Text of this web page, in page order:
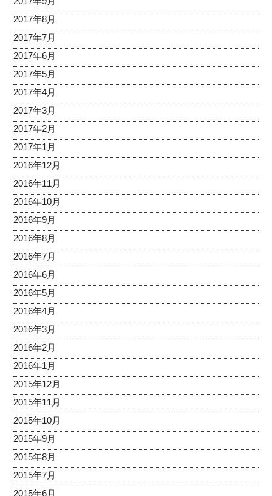
2017年8月
2017年7月
2017年6月
2017年5月
2017年4月
2017年3月
2017年2月
2017年1月
2016年12月
2016年11月
2016年10月
2016年9月
2016年8月
2016年7月
2016年6月
2016年5月
2016年4月
2016年3月
2016年2月
2016年1月
2015年12月
2015年11月
2015年10月
2015年9月
2015年8月
2015年7月
2015年6月